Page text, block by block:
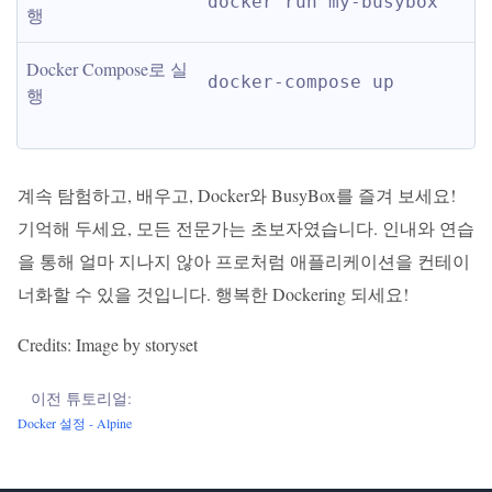
행
Docker Compose로 실
행
docker-compose up
계속 탐험하고, 배우고, Docker와 BusyBox를 즐겨 보세요!
기억해 두세요, 모든 전문가는 초보자였습니다. 인내와 연습
을 통해 얼마 지나지 않아 프로처럼 애플리케이션을 컨테이
너화할 수 있을 것입니다. 행복한 Dockering 되세요!
Credits: Image by storyset
이전 튜토리얼:
Docker 설정 - Alpine